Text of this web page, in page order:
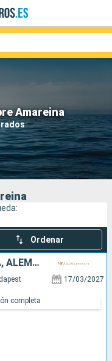
Amareina
Compañías
Ordenar
HUNGRÍA, ESLOVAQUIA, AUSTRIA, ALEMANIA
17/03/2027
completa